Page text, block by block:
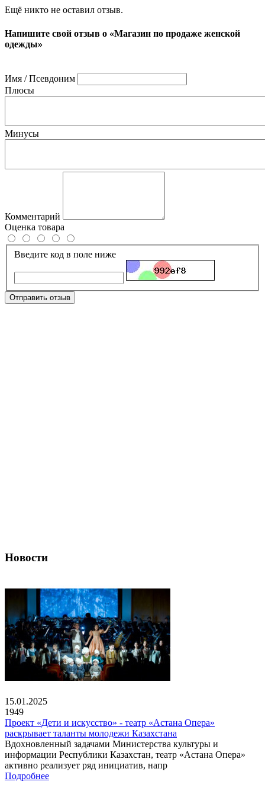
Ещё никто не оставил отзыв.
Напишите свой отзыв о «Магазин по продаже женской
одежды»
Имя / Псевдоним
Плюсы
Минусы
Комментарий
Оценка товара
Введите код в поле ниже
Отправить отзыв
Новости
15.01.2025
1949
Проект «Дети и искусство» - театр «Астана Опера»
раскрывает таланты молодежи Казахстана
Вдохновленный задачами Министерства культуры и
информации Республики Казахстан, театр «Астана Опера»
активно реализует ряд инициатив, напр
Подробнее